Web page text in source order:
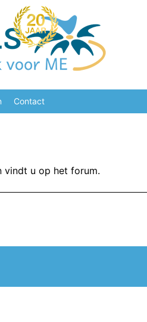
Contact
vindt u op het forum.